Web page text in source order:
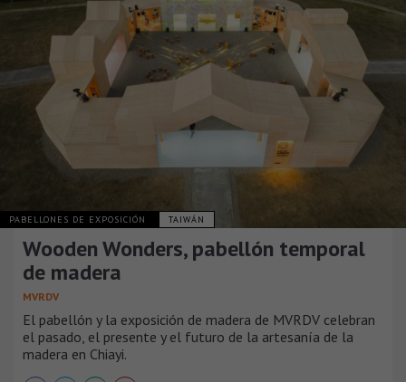
PABELLONES DE EXPOSICIÓN TAIWÁN
Wooden Wonders, pabellón temporal
de madera
MVRDV
El pabellón y la exposición de madera de MVRDV celebran
el pasado, el presente y el futuro de la artesanía de la
madera en Chiayi.